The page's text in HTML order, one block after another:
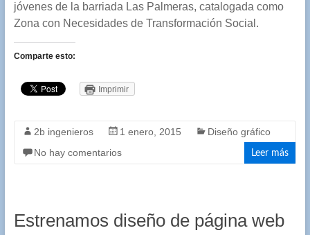
jóvenes de la barriada Las Palmeras, catalogada como
Zona con Necesidades de Transformación Social.
Comparte esto:
Imprimir
2b ingenieros 1 enero, 2015
Diseño gráfico
No hay comentarios
Leer más
Estrenamos diseño de página web